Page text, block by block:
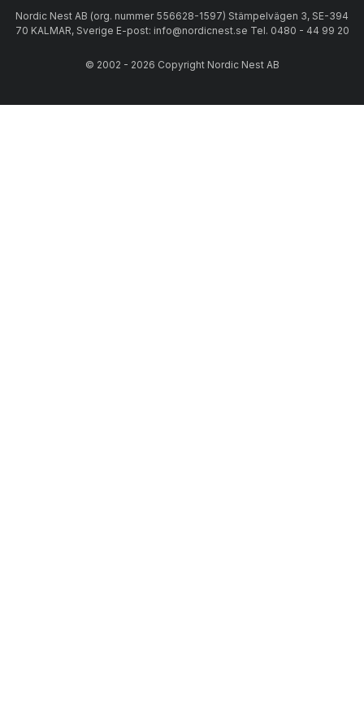
Nordic Nest AB (org. nummer 556628-1597) Stämpelvägen 3, SE-394
70 KALMAR, Sverige E-post: info@nordicnest.se Tel. 0480 - 44 99 20
© 2002 - 2026 Copyright Nordic Nest AB